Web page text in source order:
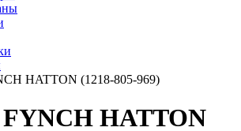
HATTON (1218-805-969)
HATTON